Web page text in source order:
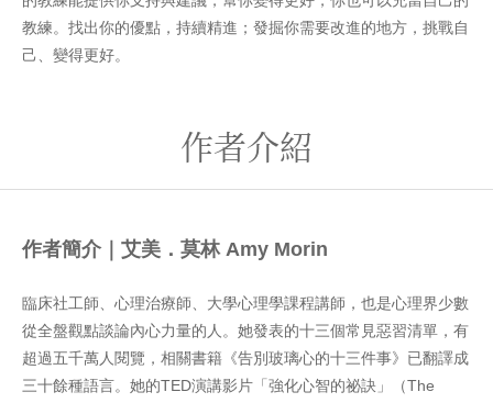
教練。找出你的優點，持續精進；發掘你需要改進的地方，挑戰自
己、變得更好。
作者介紹
作者簡介｜艾美．莫林 Amy Morin
臨床社工師、心理治療師、大學心理學課程講師，也是心理界少數
從全盤觀點談論內心力量的人。她發表的十三個常見惡習清單，有
超過五千萬人閱覽，相關書籍《告別玻璃心的十三件事》已翻譯成
三十餘種語言。她的TED演講影片「強化心智的祕訣」（The